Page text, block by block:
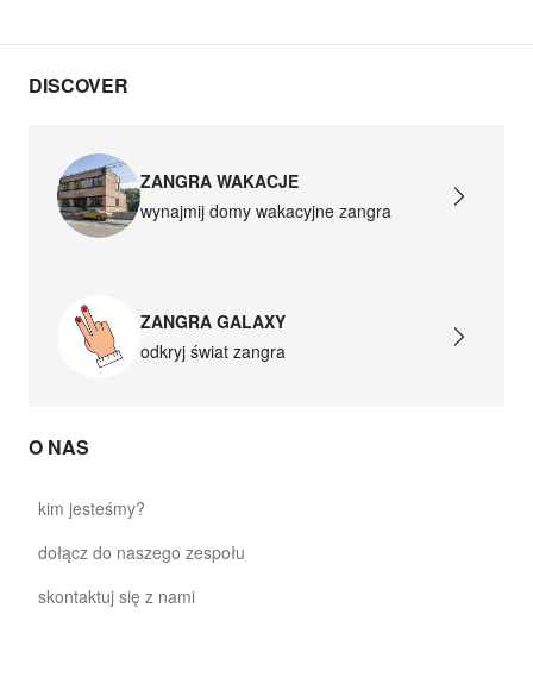
DISCOVER
ZANGRA WAKACJE
wynajmij domy wakacyjne zangra
ZANGRA GALAXY
odkryj świat zangra
O NAS
kim jesteśmy?
dołącz do naszego zespołu
skontaktuj się z nami